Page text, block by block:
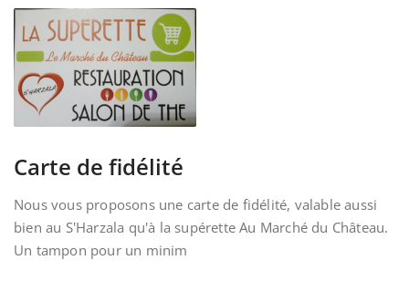
Carte de fidélité
Nous vous proposons une carte de fidélité, valable aussi
bien au S'Harzala qu'à la supérette Au Marché du Château.
Un tampon pour un minim